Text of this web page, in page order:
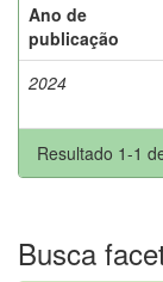
Ano de
publicação
2024
Resultado 1-1
Busca